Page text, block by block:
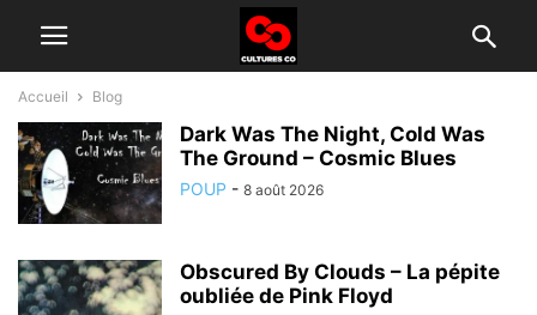
Accueil Blog
Dark Was The Night, Cold Was
The Ground – Cosmic Blues
POUP - 8 août 2026
Obscured By Clouds – La pépite
oubliée de Pink Floyd